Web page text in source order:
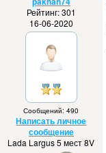
Рейтинг: 301
16-06-2020
Сообщений: 490
Написать личное
сообщение
Lada Largus 5 мест 8V